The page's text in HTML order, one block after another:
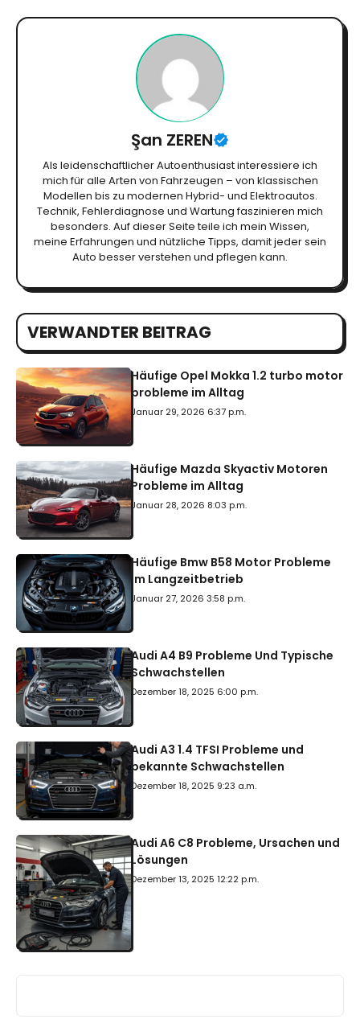
Şan ZEREN
Als leidenschaftlicher Autoenthusiast interessiere ich
mich für alle Arten von Fahrzeugen – von klassischen
Modellen bis zu modernen Hybrid- und Elektroautos.
Technik, Fehlerdiagnose und Wartung faszinieren mich
besonders. Auf dieser Seite teile ich mein Wissen,
meine Erfahrungen und nützliche Tipps, damit jeder sein
Auto besser verstehen und pflegen kann.
VERWANDTER BEITRAG
Häufige Opel Mokka 1.2 turbo motor
probleme im Alltag
Januar 29, 2026 6:37 p.m.
Häufige Mazda Skyactiv Motoren
Probleme im Alltag
Januar 28, 2026 8:03 p.m.
Häufige Bmw B58 Motor Probleme
Im Langzeitbetrieb
Januar 27, 2026 3:58 p.m.
Audi A4 B9 Probleme Und Typische
Schwachstellen
Dezember 18, 2025 6:00 p.m.
Audi A3 1.4 TFSI Probleme und
bekannte Schwachstellen
Dezember 18, 2025 9:23 a.m.
Audi A6 C8 Probleme, Ursachen und
Lösungen
Dezember 13, 2025 12:22 p.m.